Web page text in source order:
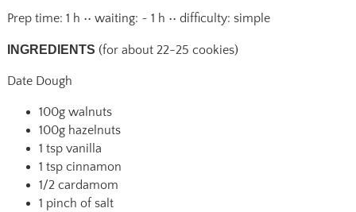
Prep time: 1 h •• waiting: ~ 1 h •• difficulty: simple
INGREDIENTS (for about 22-25 cookies)
Date Dough
100g walnuts
100g hazelnuts
1 tsp vanilla
1 tsp cinnamon
1/2 cardamom
1 pinch of salt